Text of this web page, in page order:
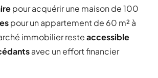
pour acquérir une maison de 100
pour un appartement de 60 m² à
immobilier resteaccessible
avec un effort financier